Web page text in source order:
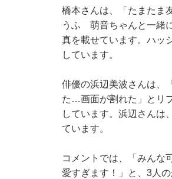
橋本さんは、「たまたま
うふ 萌音ちゃんと一緒
真を載せています。ハッ
しています。
俳優の浜辺美波さんは、
た…画面が割れた」とリ
しています。浜辺さんは
ています。
コメントでは、「みんな
愛すぎます！」と、3人